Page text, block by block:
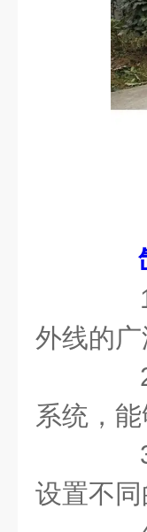
1.
外线的
2.
系统，
3.
设置不